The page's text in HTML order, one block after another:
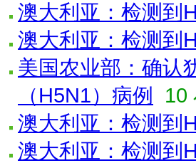
澳大利亚：检测到
澳大利亚：检测到
美国农业部：确认
（H5N1）病例
10
澳大利亚：检测到
澳大利亚：检测到